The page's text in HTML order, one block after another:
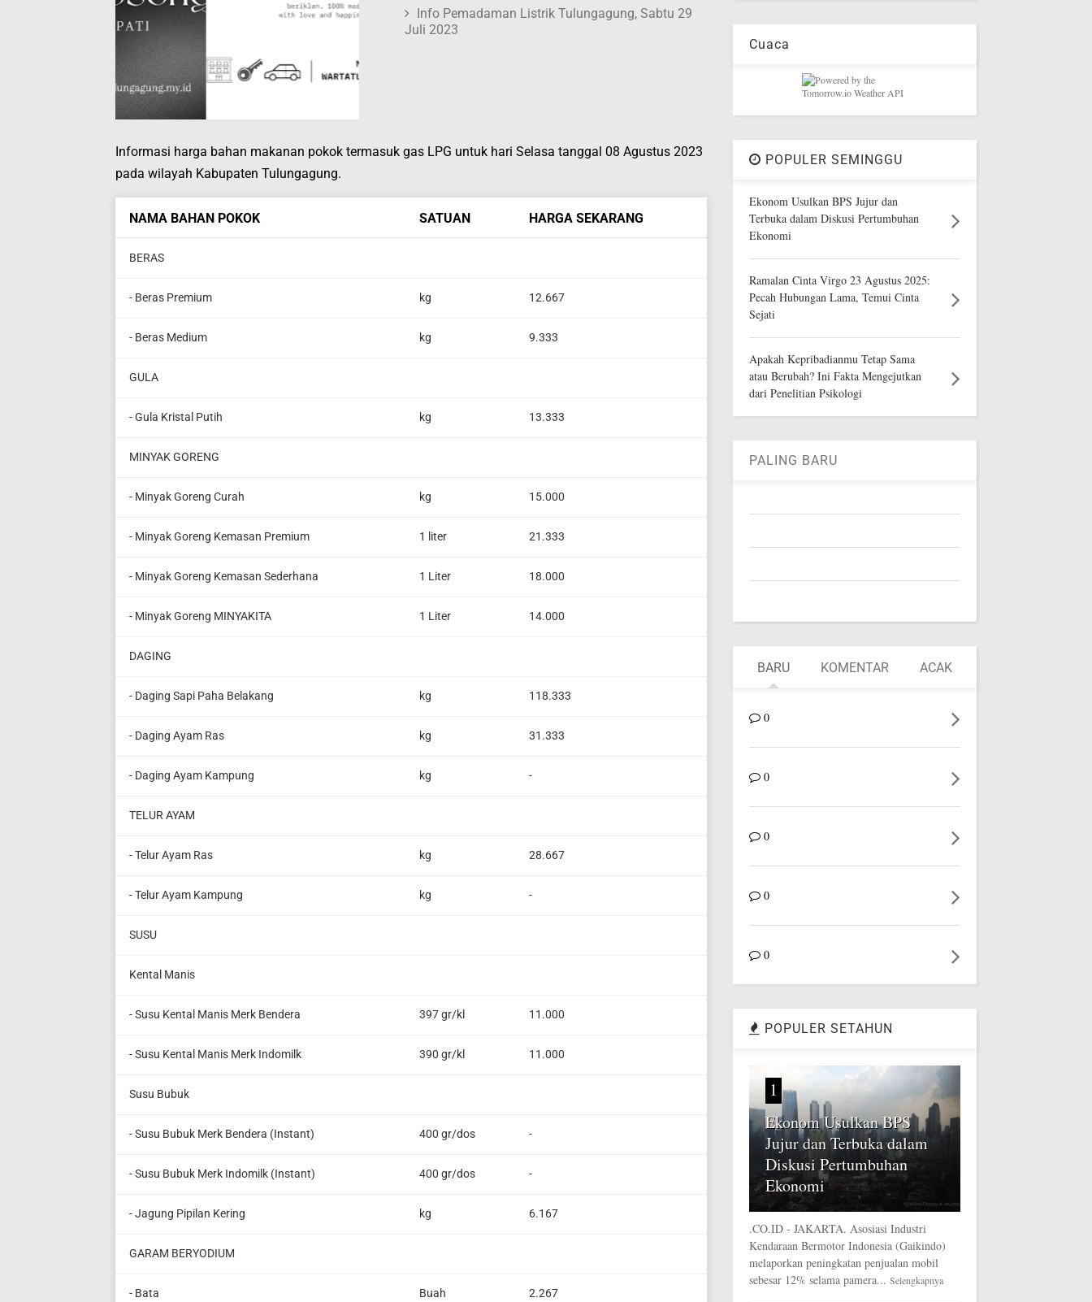
Info Pemadaman Listrik Tulungagung, Sabtu 29
Juli 2023
Informasi harga bahan makanan pokok termasuk gas LPG untuk hari Selasa tanggal 08 Agustus 2023
pada wilayah Kabupaten Tulungagung.
NAMA BAHAN POKOK SATUAN HARGA SEKARANG
BERAS
- Beras Premium kg 12.667
- Beras Medium kg 9.333
GULA
- Gula Kristal Putih kg 13.333
MINYAK GORENG
- Minyak Goreng Curah kg 15.000
- Minyak Goreng Kemasan Premium 1 liter 21.333
- Minyak Goreng Kemasan Sederhana 1 Liter 18.000
- Minyak Goreng MINYAKITA 1 Liter 14.000
DAGING
- Daging Sapi Paha Belakang kg 118.333
- Daging Ayam Ras kg 31.333
- Daging Ayam Kampung kg -
TELUR AYAM
- Telur Ayam Ras kg 28.667
- Telur Ayam Kampung kg -
SUSU
Kental Manis
- Susu Kental Manis Merk Bendera 397 gr/kl 11.000
- Susu Kental Manis Merk Indomilk 390 gr/kl 11.000
Susu Bubuk
- Susu Bubuk Merk Bendera (Instant) 400 gr/dos -
- Susu Bubuk Merk Indomilk (Instant) 400 gr/dos -
- Jagung Pipilan Kering kg 6.167
GARAM BERYODIUM
- Bata Buah 2.267
Cuaca
POPULER SEMINGGU
Ekonom Usulkan BPS Jujur dan
Terbuka dalam Diskusi Pertumbuhan
Ekonomi
Ramalan Cinta Virgo 23 Agustus 2025:
Pecah Hubungan Lama, Temui Cinta
Sejati
Apakah Kepribadianmu Tetap Sama
atau Berubah? Ini Fakta Mengejutkan
dari Penelitian Psikologi
PALING BARU
BARU KOMENTAR ACAK
0
0
0
0
0
POPULER SETAHUN
1
Ekonom Usulkan BPS
Jujur dan Terbuka dalam
Diskusi Pertumbuhan
Ekonomi
.CO.ID - JAKARTA. Asosiasi Industri
Kendaraan Bermotor Indonesia (Gaikindo)
melaporkan peningkatan penjualan mobil
sebesar 12% selama pamera... Selengkapnya